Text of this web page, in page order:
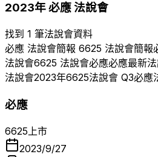
2023年必應法說會
找到 1 筆法說會資料
必應 法說會簡報 6625 法說會簡報
法說會6625 法說會必應必應最新
法說會2023年6625法說會 Q3必應
必應
6625 上市
2023/9/27